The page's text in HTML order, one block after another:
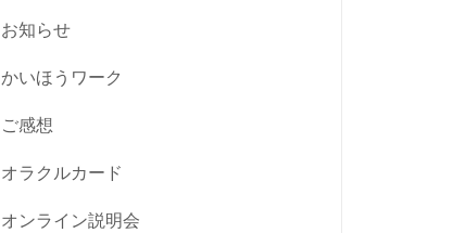
お知らせ
かいほうワーク
ご感想
オラクルカード
オンライン説明会